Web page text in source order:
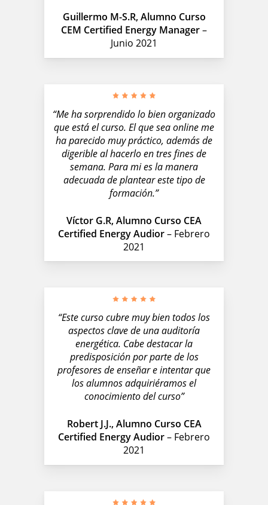
Guillermo M-S.R, Alumno Curso
CEM Certified Energy Manager–
Junio 2021
“Me ha sorprendido lo bien organizado
que está el curso. El que sea online me
ha parecido muy práctico, además de
digerible al hacerlo en tres fines de
semana. Para mi es la manera
adecuada de plantear este tipo de
formación.”
Víctor G.R, Alumno Curso CEA
Certified Energy Audior– Febrero
2021
“Este curso cubre muy bien todos los
aspectos clave de una auditoría
energética. Cabe destacar la
predisposición por parte de los
profesores de enseñar e intentar que
los alumnos adquiriéramos el
conocimiento del curso”
Robert J.J., Alumno Curso CEA
Certified Energy Audior– Febrero
2021